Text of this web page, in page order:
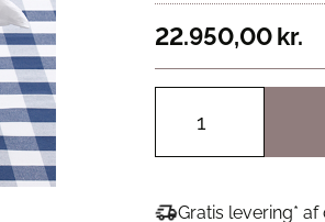
22.950,00 kr.
Gratis levering* af